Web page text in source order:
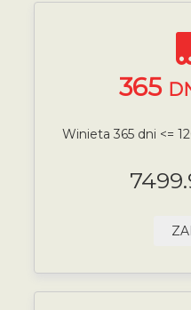
365
Winieta 365 dni <=